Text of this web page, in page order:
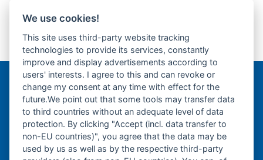
previous
post:
Neuson 1702-
Fahrantrieb-
Endantrieb-Finale
Drive-
next
post:
Endantrieb-Finale
Bergmann Baumatec
Watzmannstraße 1
84547 Emmerting
We use cookies!
This site uses third-party website tracking
technologies to provide its services, constantly
improve and display advertisements according to
users' interests. I agree to this and can revoke or
change my consent at any time with effect for the
future.We point out that some tools may transfer data
to third countries without an adequate level of data
protection. By clicking "Accept (incl. data transfer to
non-EU countries)", you agree that the data may be
used by us as well as by the respective third-party